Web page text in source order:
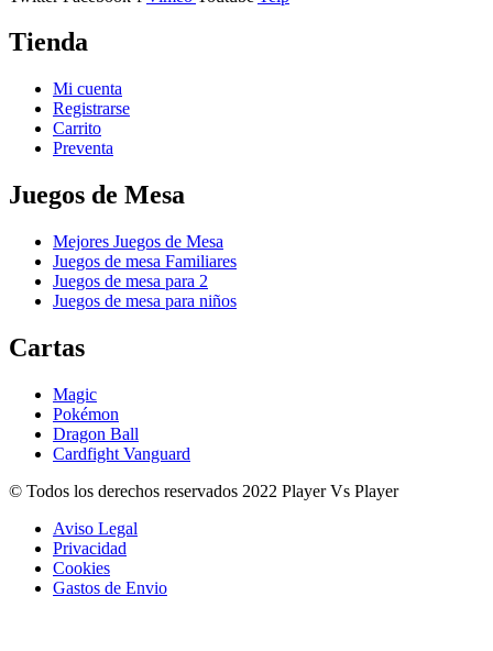
Tienda
Mi cuenta
Registrarse
Carrito
Preventa
Juegos de Mesa
Mejores Juegos de Mesa
Juegos de mesa Familiares
Juegos de mesa para 2
Juegos de mesa para niños
Cartas
Magic
Pokémon
Dragon Ball
Cardfight Vanguard
© Todos los derechos reservados 2022 Player Vs Player
Aviso Legal
Privacidad
Cookies
Gastos de Envio